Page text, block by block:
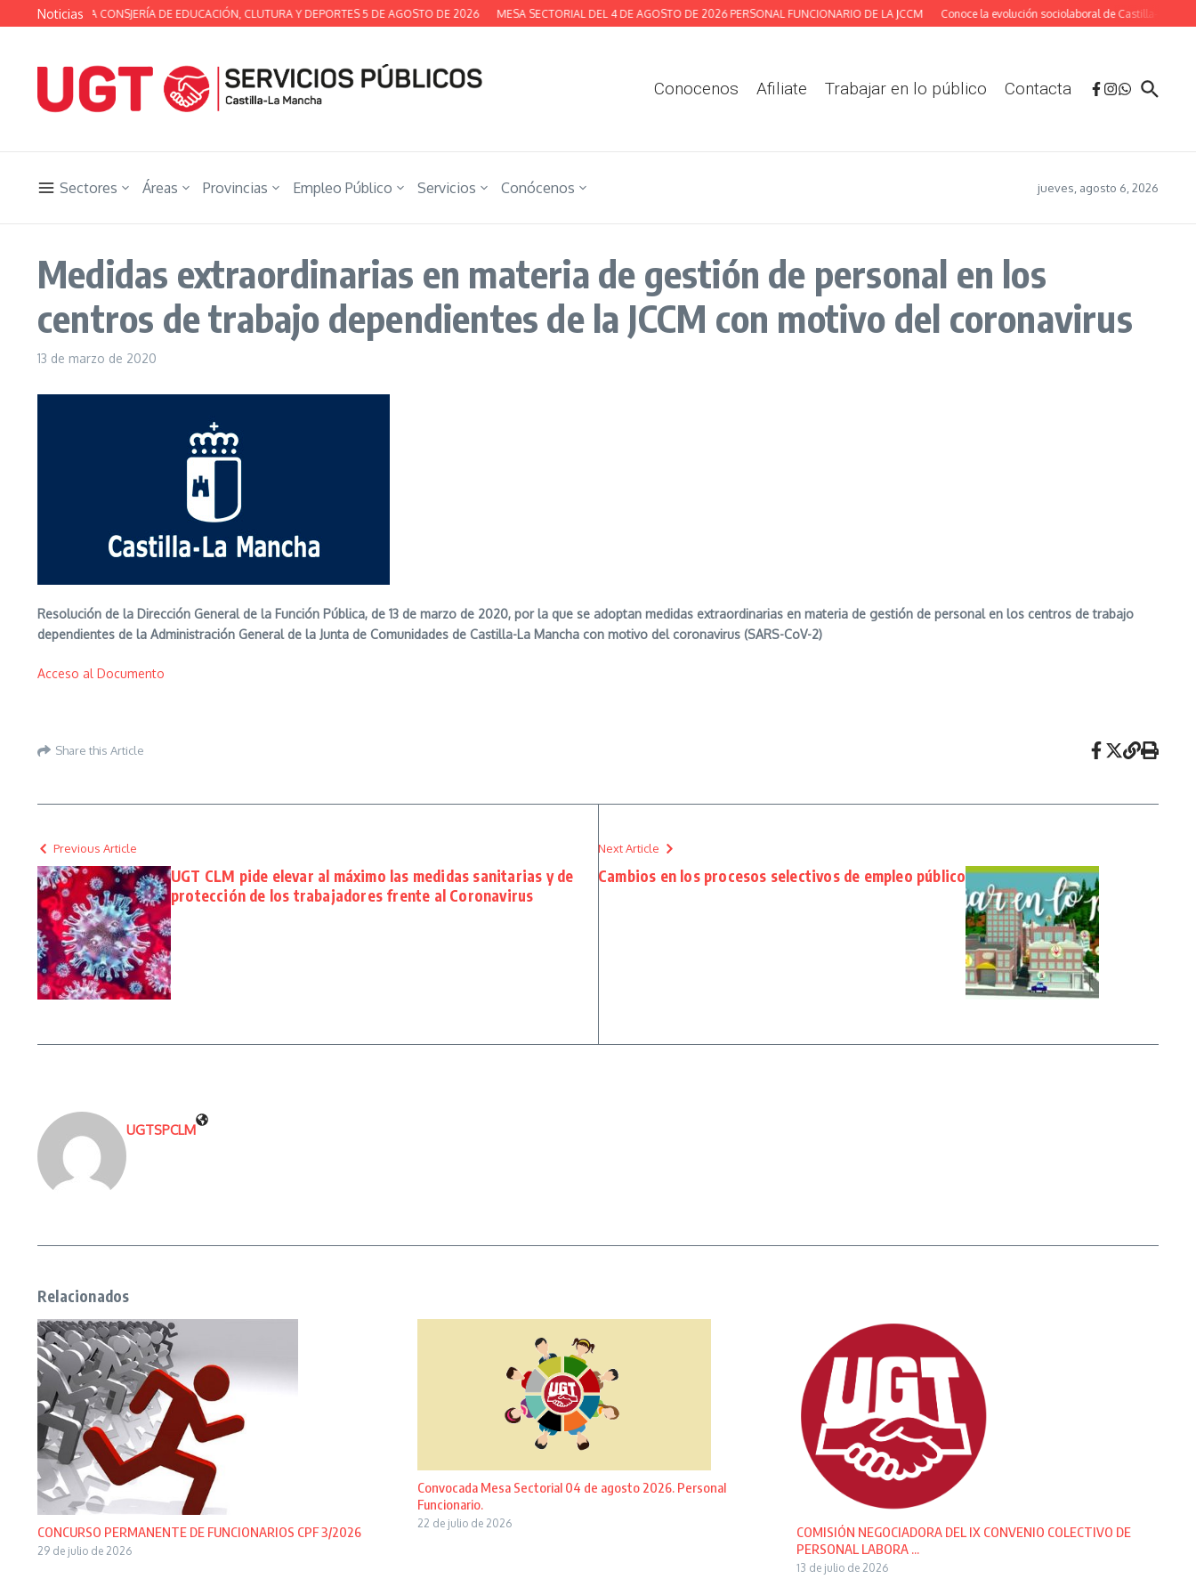
Saltar al contenido
Noticias
TÉCNICA DE LA CONSJERÍA DE EDUCACIÓN, CLUTURA Y DEPORTES 5 DE AGOSTO DE 2026 MESA SECTORIAL DEL 4 DE AGOSTO DE 2026 PERSONAL FUNCIONARIO DE LA JCCM Conoce la evolución sociolaboral de Castilla-La
Conocenos Afiliate Trabajar en lo público Contacta
Sectores Áreas Provincias Empleo Público Servicios Conócenos jueves, agosto 6, 2026
Medidas extraordinarias en materia de gestión de personal en los
centros de trabajo dependientes de la JCCM con motivo del coronavirus
13 de marzo de 2020
Resolución de la Dirección General de la Función Pública, de 13 de marzo de 2020, por la que se adoptan medidas extraordinarias en materia de gestión de personal en los centros de trabajo
dependientes de la Administración General de la Junta de Comunidades de Castilla-La Mancha con motivo del coronavirus (SARS-CoV-2)
Acceso al Documento
Share this Article
Previous Article
UGT CLM pide elevar al máximo las medidas sanitarias y de
protección de los trabajadores frente al Coronavirus
Next Article
Cambios en los procesos selectivos de empleo público
UGTSPCLM
Relacionados
CONCURSO PERMANENTE DE FUNCIONARIOS CPF 3/2026
29 de julio de 2026
Convocada Mesa Sectorial 04 de agosto 2026. Personal
Funcionario.
22 de julio de 2026
COMISIÓN NEGOCIADORA DEL IX CONVENIO COLECTIVO DE
PERSONAL LABORA ...
13 de julio de 2026